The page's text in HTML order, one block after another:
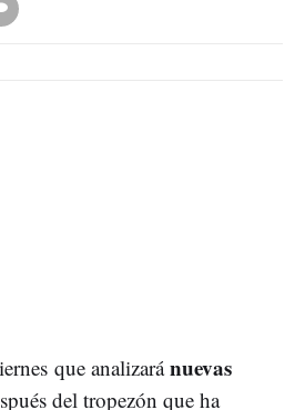
que analizaránuevas
del tropezón que ha